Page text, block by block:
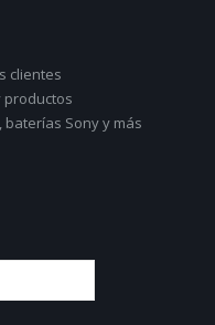
clientes
productos
baterías Sony y más